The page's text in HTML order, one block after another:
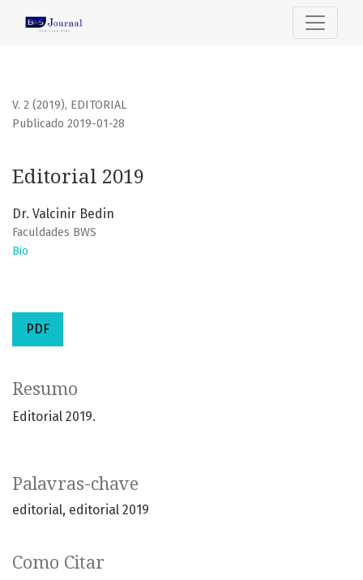
V. 2 (2019), EDITORIAL
Editorial 2019
Publicado 2019-01-28
Dr. Valcinir Bedin
Faculdades BWS
Bio
PDF
Palavras-chave
editorial editorial 2019
Como Citar
Resumo
Editorial 2019.